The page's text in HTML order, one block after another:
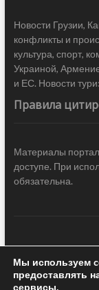
Новости Грузии,
конфликты и
культура, спорт,
Украиной,
и ЕС. Новости
Правила
Материалы
доступе. При
обязательна.
Новости Грузии|
Design & development
Мы используем
предоставлять